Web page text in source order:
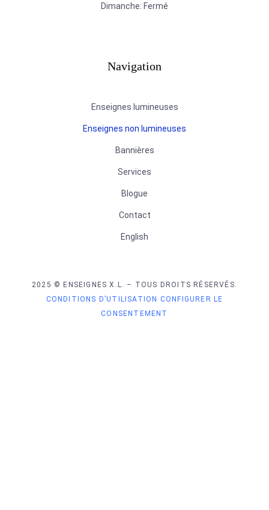
Dimanche: Fermé
Navigation
Enseignes lumineuses
Enseignes non lumineuses
Bannières
Services
Blogue
Contact
English
2025 © ENSEIGNES X.L. – TOUS DROITS RÉSERVÉS.
CONDITIONS D’UTILISATION CONFIGURER LE
CONSENTEMENT